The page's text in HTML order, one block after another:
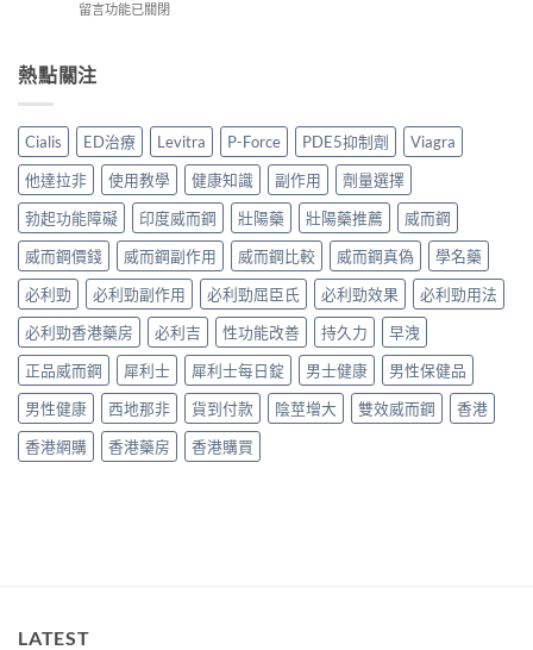
正
貨
買
指
南〉
中
錢？
與
藥
購
買
比
較〉
中
怎
2026
果、
價
錢、
副
作
用
全
面
較
與
香
港
購
買
指
南〉
邊
Cenforce-
與
Kamagra
Oral
Jelly
全
面
比
較〉
在
香
港
裡
買？
犀
利
士
學
名
藥
買
渠
道、
價
錢
與
真
假
留言功能已關閉
熱點關注
Cialis ED治療 Levitra P-Force PDE5抑制劑
Viagra
他達拉非
使用教學 健康知識 副作用
劑量選擇
勃起功能障礙
印度威而鋼 壯陽藥 壯陽藥推薦
威而鋼
威而鋼價錢
威而鋼副作用 威而鋼比較 威而鋼真偽
學名藥
必利勁
必利勁副作用 必利勁屈臣氏 必利勁效果
必利勁用法
必利勁香港藥房
必利吉 性功能改善 持久力
早洩
正品威而鋼
犀利士 犀利士每日錠 男士健康
男性保健品
男性健康
西地那非 貨到付款 陰莖增大 雙效威而鋼
香港
香港網購
香港藥房 香港購買
LATEST